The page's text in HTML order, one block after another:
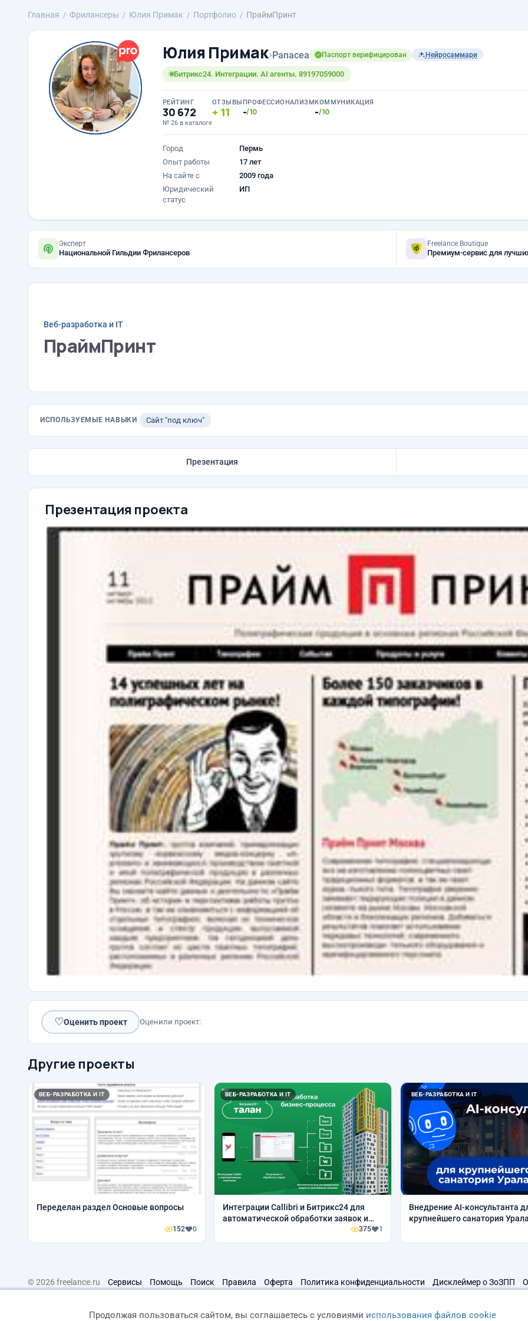
Главная Фрилансеры Юлия Примак Портфолио ПраймПринт
Юлия Примак›Panacea Паспорт верифицирован Нейросаммари
Битрикс24. Интеграции. AI агенты. 89197059000
РЕЙТИНГ
30 672
№ 26 в каталоге
ОТЗЫВЫ
11
ПРОФЕССИОНАЛИЗМ
-/10
КОММУНИКАЦИЯ
-/10
Город
Пермь
Опыт работы
17 лет
На сайте с
2009 года
Юридический
статус
ИП
Эксперт
Национальной Гильдии Фрилансеров
Freelance.Boutique
Премиум-сервис для
Веб-разработка и IT
ПраймПринт
ИСПОЛЬЗУЕМЫЕ НАВЫКИ Сайт "под ключ"
Презентация
Презентация проекта
♡Оценить проект Оценили проект:
Другие проекты
ВЕБ-РАЗРАБОТКА И IT
Переделан раздел Основые вопросы
152 0
ВЕБ-РАЗРАБОТКА И IT
Интеграции Callibri и Битрикс24 для
автоматической обработки заявок и
375 1
ВЕБ-РАЗРАБОТКА И IT
Внедрение AI-консультанта
крупнейшего санатория
© 2026 freelance.ru Сервисы Помощь Поиск Правила Оферта Политика конфиденциальности Дисклеймер о ЗоЗПП
Продолжая пользоваться сайтом, вы соглашаетесь с условиями использования файлов cookie